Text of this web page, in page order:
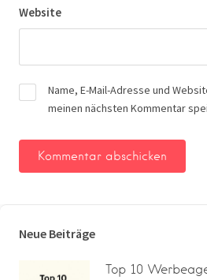
Website
Name, E-Mail-Adresse und
meinen nächsten Kommentar
Neue Beiträge
Top 10